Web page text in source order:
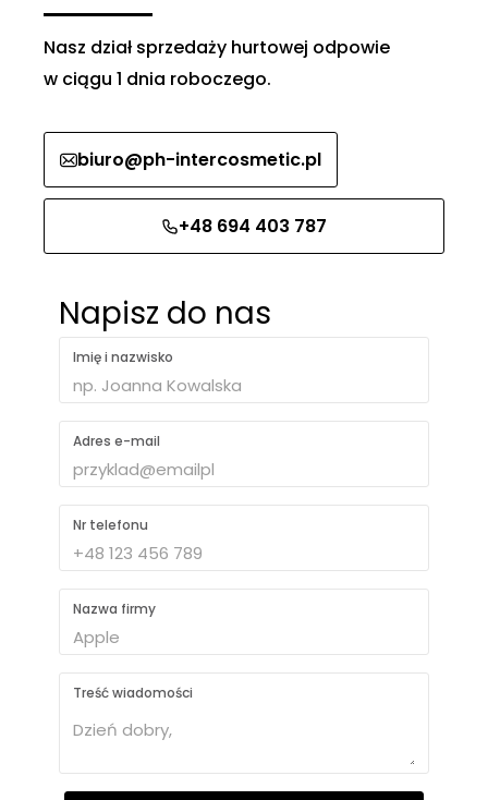
Nasz dział sprzedaży hurtowej odpowie
w ciągu 1 dnia roboczego.
biuro@ph-intercosmetic.pl
+48 694 403 787
Napisz do nas
Imię i nazwisko
Adres e-mail
Nr telefonu
Nazwa firmy
Treść wiadomości